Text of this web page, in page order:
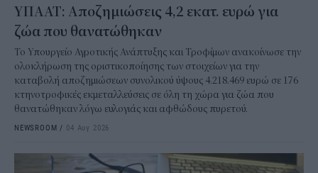
ΥΠΑΑΤ: Αποζημιώσεις 4,2 εκατ. ευρώ για
ζώα που θανατώθηκαν
Το Υπουργείο Αγροτικής Ανάπτυξης και Τροφίμων ανακοίνωσε την
ολοκλήρωση της οριστικοποίησης των στοιχείων για την
καταβολή αποζημιώσεων συνολικού ύψους 4.218.469 ευρώ σε 176
κτηνοτροφικές εκμεταλλεύσεις σε όλη τη χώρα για ζώα που
θανατώθηκαν λόγω ευλογιάς και αφθώδους πυρετού.
NEWSROOM / 04 Αυγ 2026